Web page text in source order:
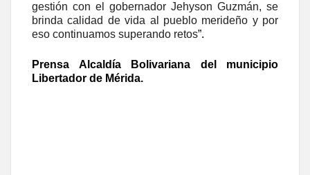
gestión con el gobernador Jehyson Guzmán, se
brinda calidad de vida al pueblo merideño y por
eso continuamos superando retos”.
Prensa Alcaldía Bolivariana del municipio
Libertador de Mérida.